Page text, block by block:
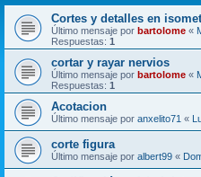
Cortes y detalles en
Último mensaje por bartolome «
Respuestas: 1
cortar y rayar nervios
Último mensaje por bartolome «
Respuestas: 1
Acotacion
Último mensaje por anxelito71 «
corte figura
Último mensaje por albert99 «